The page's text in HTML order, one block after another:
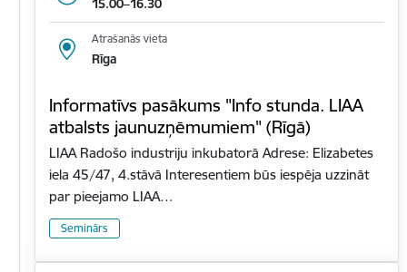
15.00–16.30
Atrašanās vieta
Rīga
Informatīvs pasākums "Info stunda. LIAA
atbalsts jaunuzņēmumiem" (Rīgā)
LIAA Radošo industriju inkubatorā Adrese: Elizabetes
iela 45/47, 4.stāvā Interesentiem būs iespēja uzzināt
par pieejamo LIAA…
Seminārs